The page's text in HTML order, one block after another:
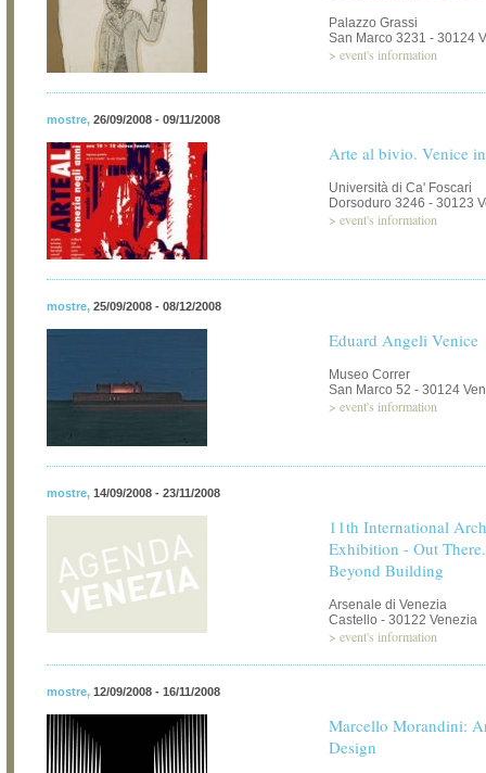
Palazzo Grassi
San Marco 3231 - 30124
> event's information
mostre, 26/09/2008 - 09/11/2008
Arte al bivio. Venice
Università di Ca' Foscari
Dorsoduro 3246 - 30123
> event's information
mostre, 25/09/2008 - 08/12/2008
Eduard Angeli Venice
Museo Correr
San Marco 52 - 30124
> event's information
mostre, 14/09/2008 - 23/11/2008
11th International
Exhibition - Out
Beyond Building
Arsenale di Venezia
Castello - 30122 Venezia
> event's information
mostre, 12/09/2008 - 16/11/2008
Marcello Morandini:
Design